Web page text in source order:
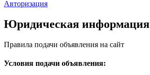
Авторизация
Юридическая информация
Правила подачи объявления на сайт
Условия подачи объявления: